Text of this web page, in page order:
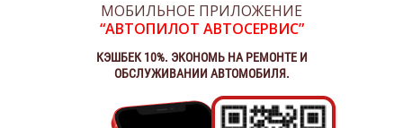
МОБИЛЬНОЕ ПРИЛОЖЕНИЕ
“АВТОПИЛОТ АВТОСЕРВИС”
КЭШБЕК 10%. ЭКОНОМЬ НА РЕМОНТЕ И
ОБСЛУЖИВАНИИ АВТОМОБИЛЯ.